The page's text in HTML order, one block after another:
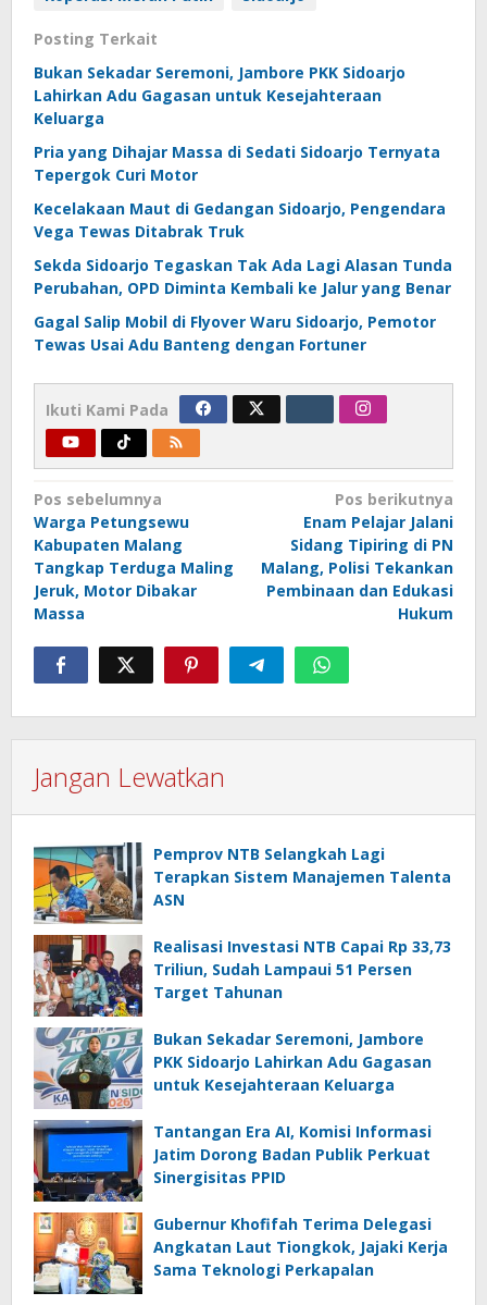
Posting Terkait
Bukan Sekadar Seremoni, Jambore PKK Sidoarjo
Lahirkan Adu Gagasan untuk Kesejahteraan
Keluarga
Pria yang Dihajar Massa di Sedati Sidoarjo Ternyata
Tepergok Curi Motor
Kecelakaan Maut di Gedangan Sidoarjo, Pengendara
Vega Tewas Ditabrak Truk
Sekda Sidoarjo Tegaskan Tak Ada Lagi Alasan Tunda
Perubahan, OPD Diminta Kembali ke Jalur yang Benar
Gagal Salip Mobil di Flyover Waru Sidoarjo, Pemotor
Tewas Usai Adu Banteng dengan Fortuner
Ikuti Kami Pada
Navigasi
pos
Pos sebelumnya
Warga Petungsewu
Kabupaten Malang
Tangkap Terduga Maling
Jeruk, Motor Dibakar
Massa
Pos berikutnya
Enam Pelajar Jalani
Sidang Tipiring di PN
Malang, Polisi Tekankan
Pembinaan dan Edukasi
Hukum
Jangan Lewatkan
Pemprov NTB Selangkah Lagi
Terapkan Sistem Manajemen Talenta
ASN
Realisasi Investasi NTB Capai Rp 33,73
Triliun, Sudah Lampaui 51 Persen
Target Tahunan
Bukan Sekadar Seremoni, Jambore
PKK Sidoarjo Lahirkan Adu Gagasan
untuk Kesejahteraan Keluarga
Tantangan Era AI, Komisi Informasi
Jatim Dorong Badan Publik Perkuat
Sinergisitas PPID
Gubernur Khofifah Terima Delegasi
Angkatan Laut Tiongkok, Jajaki Kerja
Sama Teknologi Perkapalan